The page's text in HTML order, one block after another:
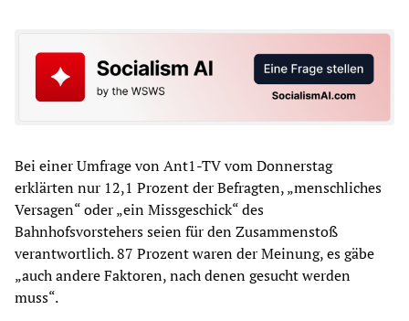
Bei einer Umfrage von Ant1-TV vom Donnerstag
erklärten nur 12,1 Prozent der Befragten, „menschliches
Versagen“ oder „ein Missgeschick“ des
Bahnhofsvorstehers seien für den Zusammenstoß
verantwortlich. 87 Prozent waren der Meinung, es gäbe
„auch andere Faktoren, nach denen gesucht werden
muss“.